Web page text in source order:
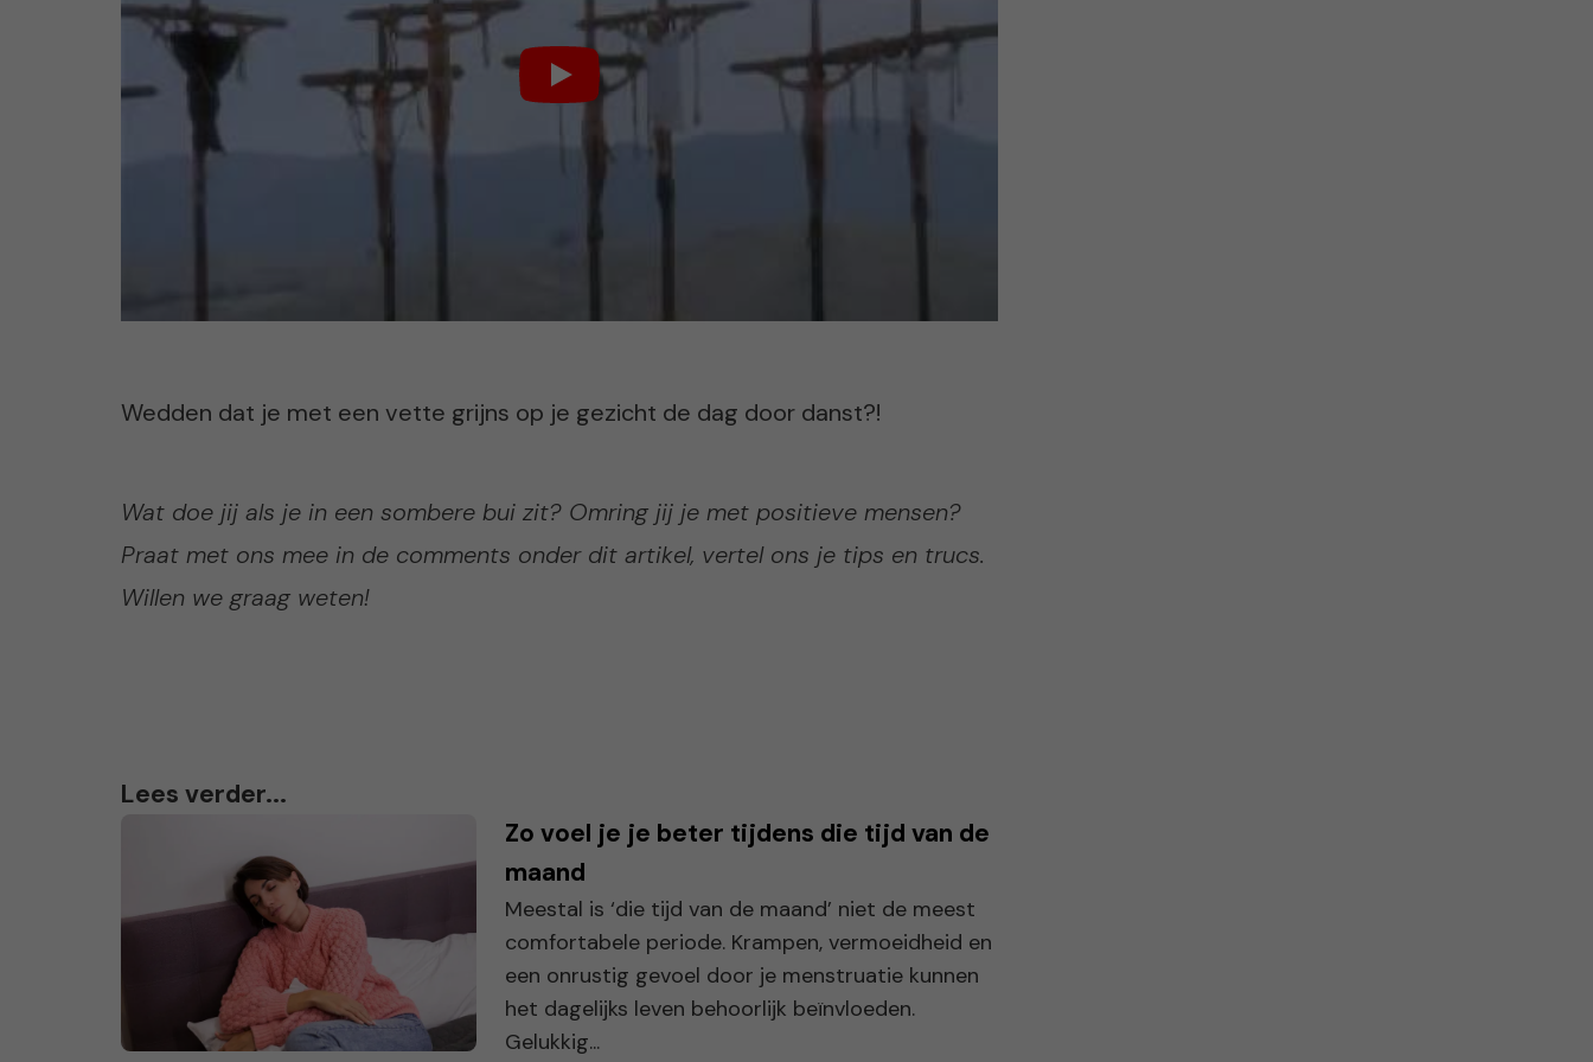
Wedden dat je met een vette grijns op je gezicht de dag door danst?!
Wat doe jij als je in een sombere bui zit? Omring jij je met positieve mensen?
Praat met ons mee in de comments onder dit artikel, vertel ons je tips en trucs.
Willen we graag weten!
Lees verder...
Zo voel je je beter tijdens die tijd van de
maand
Meestal is ‘die tijd van de maand’ niet de meest
comfortabele periode. Krampen, vermoeidheid en
een onrustig gevoel door je menstruatie kunnen
het dagelijks leven behoorlijk beïnvloeden.
Gelukkig...